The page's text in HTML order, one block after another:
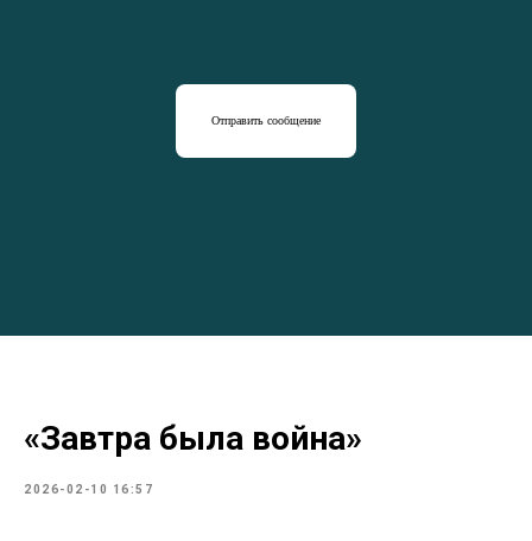
Отправить сообщение
«Завтра была война»
2026-02-10 16:57